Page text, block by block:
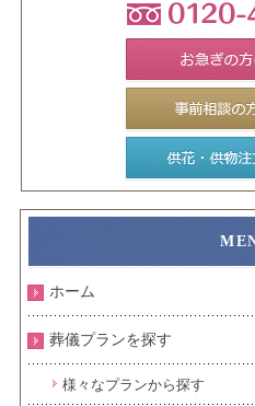
ホーム
葬儀プランを探す
様々なプランから探す